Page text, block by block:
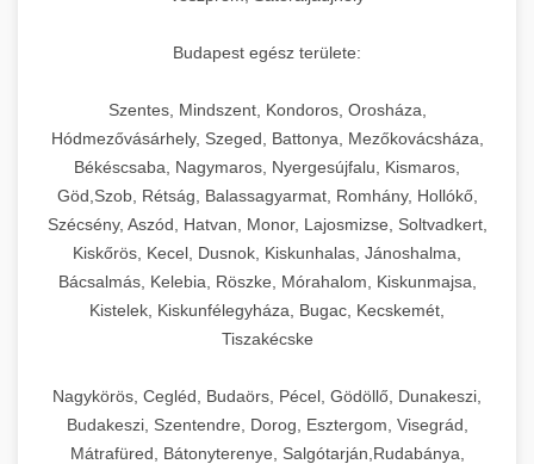
Hatékony lezárási és tartósítási megoldások.
chef-iparikonyhagepek.hu
kereskedelmi csomagoló gép
professzionális konyhák számára. Nagy
kapacitású sütő- és főzőberendezés precíz
hőmérséklet-szabályozással.
chef-iparikonyhagepek.hu
kereskedelmi sütősütő
❄️ 25. Ipari Hűtőszekrény +
Professzionális hűtőegységek és hűtőkamrák
kereskedelmi konyhák számára.
Energiahatékony hűtési megoldások nagy
kapacitással.
chef-iparikonyhagepek.hu
💧 26. Ipari Mosogatógép +
Kereskedelmi mosogatóberendezések nagy
forgalmú éttermi műveletekhez. Gyors tisztítási
ciklusok fertőtlenítési képességekkel.
chef-iparikonyhagepek.hu
🧀 27. Ipari Sajtreszelő Gép +
élelmiszer-előkészítéshez. Különböző reszelési
méretek különböző alkalmazásokhoz.
🍳 28. Nagykonyhai
Berendezések
+
Budapest egész területe:
Szentes, Mindszent, Kondoros, Orosháza,
Hódmezővásárhely, Szeged, Battonya, Mezőkovácsháza,
Békéscsaba, Nagymaros, Nyergesújfalu, Kismaros,
Göd,Szob, Rétság, Balassagyarmat, Romhány, Hollókő,
Szécsény, Aszód, Hatvan, Monor, Lajosmizse, Soltvadkert,
Kiskőrös, Kecel, Dusnok, Kiskunhalas, Jánoshalma,
Bácsalmás, Kelebia, Röszke, Mórahalom, Kiskunmajsa,
Kistelek, Kiskunfélegyháza, Bugac, Kecskemét,
Tiszakécske
Nagykörös, Cegléd, Budaörs, Pécel, Gödöllő, Dunakeszi,
Budakeszi, Szentendre, Dorog, Esztergom, Visegrád,
Mátrafüred, Bátonyterenye, Salgótarján,Rudabánya,